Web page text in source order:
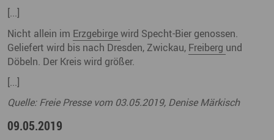
[...]
Nicht allein im Erzgebirgewird Specht-Bier genossen.
Geliefert wird bis nach Dresden, Zwickau, Freiberg und
Döbeln. Der Kreis wird größer.
[...]
Quelle: Freie Presse vom 03.05.2019, Denise Märkisch
09.05.2019